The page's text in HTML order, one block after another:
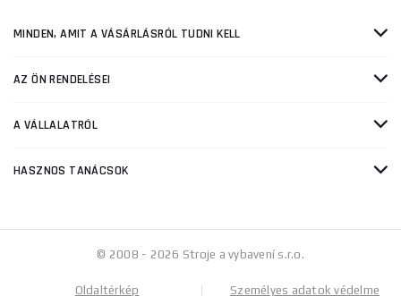
MINDEN, AMIT A VÁSÁRLÁSRÓL TUDNI KELL
AZ ÖN RENDELÉSEI
A VÁLLALATRÓL
HASZNOS TANÁCSOK
© 2008 - 2026 Stroje a vybavení s.r.o.
Oldaltérkép Személyes adatok védelme